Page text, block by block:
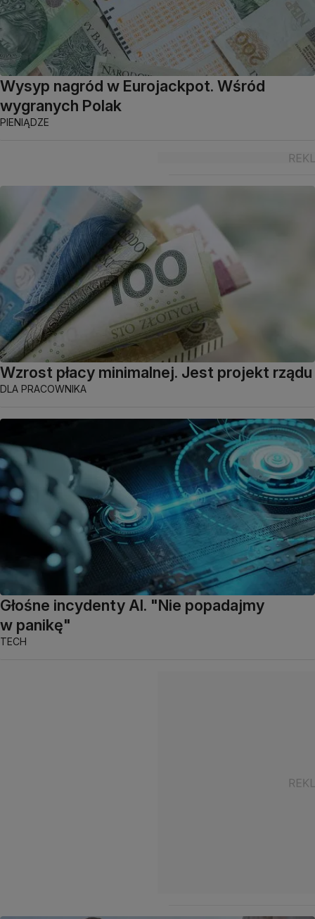
Wysyp nagród w Eurojackpot. Wśród
wygranych Polak
PIENIĄDZE
Wzrost płacy minimalnej. Jest projekt rządu
DLA PRACOWNIKA
Głośne incydenty AI. "Nie popadajmy
w panikę"
TECH